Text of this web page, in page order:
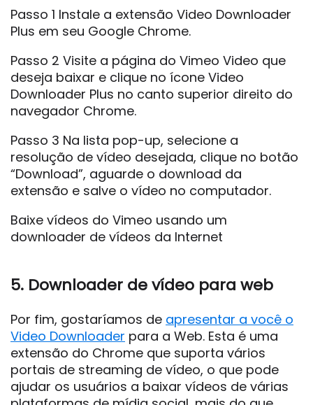
Passo 1 Instale a extensão Video Downloader
Plus em seu Google Chrome.
Passo 2 Visite a página do Vimeo Video que
deseja baixar e clique no ícone Video
Downloader Plus no canto superior direito do
navegador Chrome.
Passo 3 Na lista pop-up, selecione a
resolução de vídeo desejada, clique no botão
“Download”, aguarde o download da
extensão e salve o vídeo no computador.
Baixe vídeos do Vimeo usando um
downloader de vídeos da Internet
5. Downloader de vídeo para web
Por fim, gostaríamos de apresentar a você o
Video Downloader para a Web. Esta é uma
extensão do Chrome que suporta vários
portais de streaming de vídeo, o que pode
ajudar os usuários a baixar vídeos de várias